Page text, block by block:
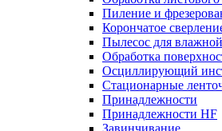
Пиление и
Корончатое
Пылесос для
Обработка
Осциллирующий
Стационарные
Принадлежности
Принадлежности HF
Завинчивание